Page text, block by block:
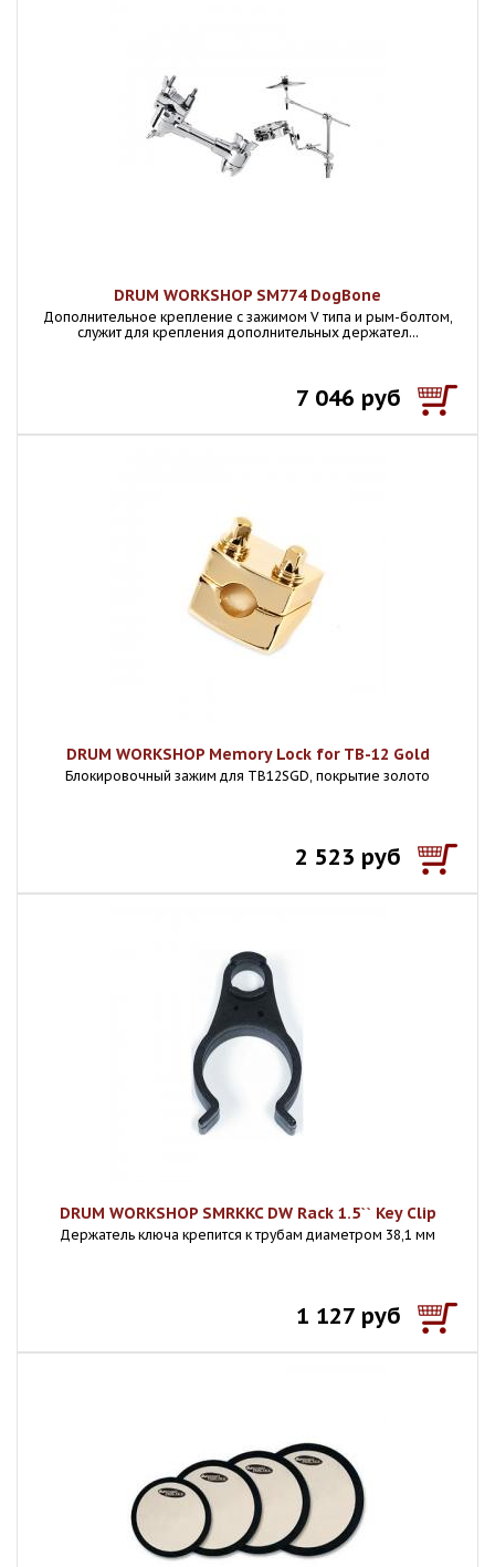
DRUM WORKSHOP SM774 DogBone
Дополнительное крепление с зажимом V типа и рым-болтом,
служит для крепления дополнительных держател...
7 046 руб
DRUM WORKSHOP Memory Lock for TB-12 Gold
Блокировочный зажим для TB12SGD, покрытие золото
2 523 руб
DRUM WORKSHOP SMRKKC DW Rack 1.5`` Key Clip
Держатель ключа крепится к трубам диаметром 38,1 мм
1 127 руб